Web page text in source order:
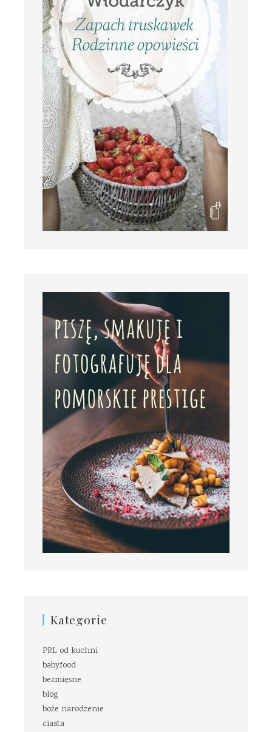
Kategorie
PRL od kuchni
babyfood
bezmięsne
blog
boże narodzenie
ciasta